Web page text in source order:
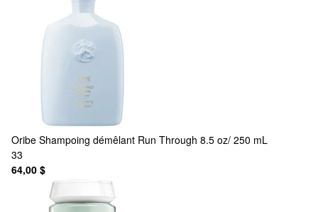
Oribe Shampoing démêlant Run Through 8.5 oz/ 250 mL
33
64,00 $